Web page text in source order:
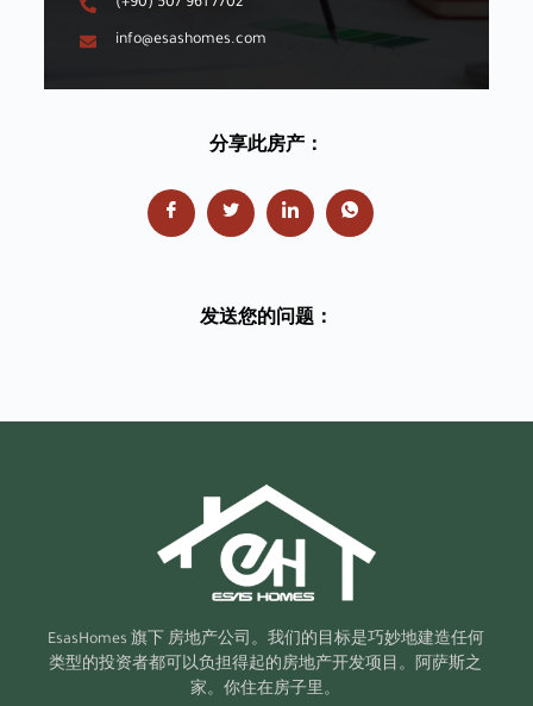
(+90) 507 961 7702
info@esashomes.com
分享此房产：
发送您的问题：
EsasHomes 旗下 房地产公司。我们的目标是巧妙地建造任何
类型的投资者都可以负担得起的房地产开发项目。阿萨斯之
家。你住在房子里。